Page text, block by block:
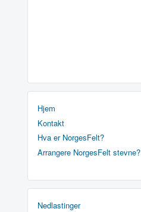
Hjem
Kontakt
Hva er NorgesFelt?
Arrangere NorgesFelt stevne?
Nedlastinger